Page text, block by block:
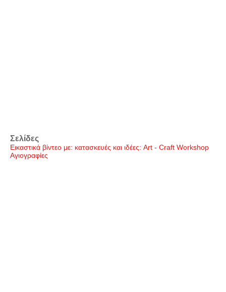
Σελίδες
Εικαστικά βίντεο με: κατασκευές και ιδέες: Art - Craft Workshop
Αγιογραφίες